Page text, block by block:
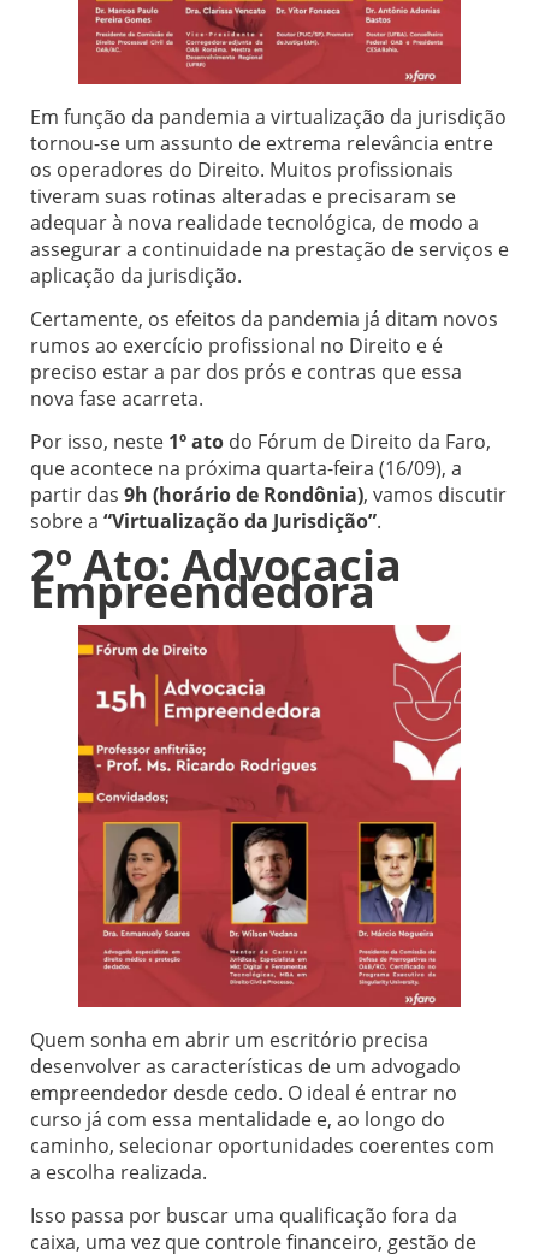
Em função da pandemia a virtualização da jurisdição
tornou-se um assunto de extrema relevância entre
os operadores do Direito. Muitos profissionais
tiveram suas rotinas alteradas e precisaram se
adequar à nova realidade tecnológica, de modo a
assegurar a continuidade na prestação de serviços e
aplicação da jurisdição.
Certamente, os efeitos da pandemia já ditam novos
rumos ao exercício profissional no Direito e é
preciso estar a par dos prós e contras que essa
nova fase acarreta.
Por isso, neste 1º ato do Fórum de Direito da Faro,
que acontece na próxima quarta-feira (16/09), a
partir das 9h (horário de Rondônia), vamos discutir
sobre a “Virtualização da Jurisdição”.
2º Ato: Advocacia
Empreendedora
Quem sonha em abrir um escritório precisa
desenvolver as características de um advogado
empreendedor desde cedo. O ideal é entrar no
curso já com essa mentalidade e, ao longo do
caminho, selecionar oportunidades coerentes com
a escolha realizada.
Isso passa por buscar uma qualificação fora da
caixa, uma vez que controle financeiro, gestão de